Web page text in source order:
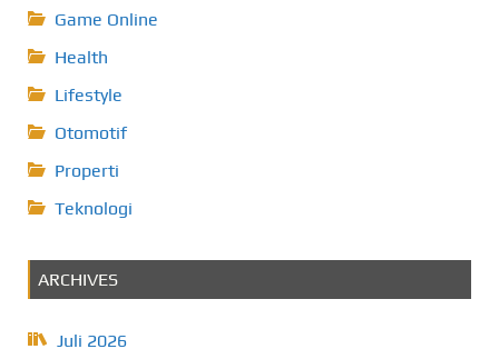
Game Online
Health
Lifestyle
Otomotif
Properti
Teknologi
ARCHIVES
Juli 2026